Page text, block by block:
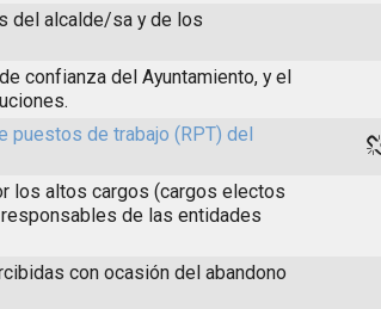
del alcalde/sa y de los
confianza del Ayuntamiento, y el
puestos de trabajo (RPT) del
los altos cargos (cargos electos
de las entidades
con ocasión del abandono